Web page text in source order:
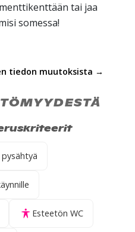
tai jaa
somessa!
tiedon muutoksista →
Esteetön WC